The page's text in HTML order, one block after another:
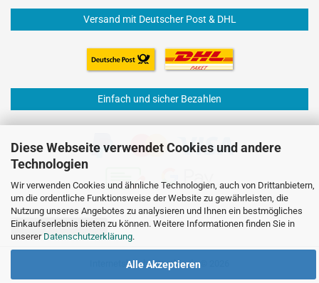
Diese Webseite verwendet Cookies und andere
Technologien
Wir verwenden Cookies und ähnliche Technologien, auch von Drittanbietern,
um die ordentliche Funktionsweise der Website zu gewährleisten, die
Nutzung unseres Angebotes zu analysieren und Ihnen ein bestmögliches
Einkaufserlebnis bieten zu können. Weitere Informationen finden Sie in
unserer Datenschutzerklärung.
Alle Akzeptieren
Versand mit Deutscher Post & DHL
Einfach und sicher Bezahlen
Vertrag widerrufen
Internetshopby Gambio.de © 2026